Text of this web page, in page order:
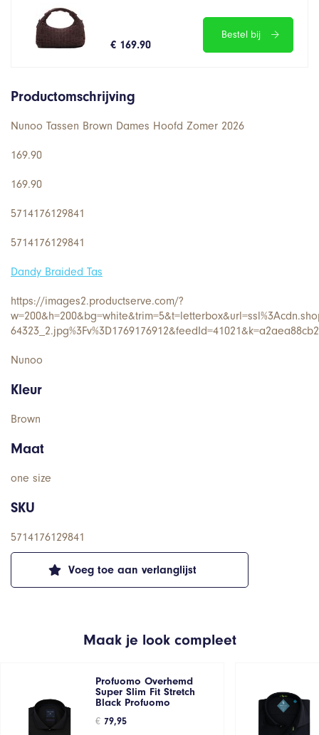
€ 169.90
Bestel bij
Voeg toe aan verlanglijst
Productomschrijving
Nunoo Tassen Brown Dames Hoofd Zomer 2026
169.90
169.90
5714176129841
5714176129841
Dandy Braided Tas
https://images2.productserve.com/?
Nunoo
Kleur
Brown
Maat
one size
SKU
5714176129841
Maak je look compleet
Profuomo Overhemd
Super Slim Fit Stretch
Black Profuomo
€ 79,95